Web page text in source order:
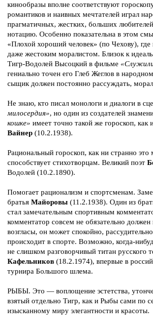
кинообразы вполне соответствуют
романтиков и наивных мечтателей играл
прагматичных, жестких, больших
нотацию. Особенно показательна в этом
«Плохой хороший человек» (по Чехову), где
даже жестоким моралистом. Близок к
Тигр-Водолей Высоцкий в фильме
гениально точен его Глеб Жеглов в
сыщик должен постоянно рассуждать,
Не знаю, кто писал монологи и диалоги в
милосердия», но один из создателей
кошке» имеет точно такой же гороскоп,
Вайнер (10.2.1938).
Рациональный гороскоп, как ни странно это
способствует стихотворцам. Великий поэт
Водолей (10.2.1890).
Помогает рационализм и спортсменам.
братья Майоровы (11.2.1938). Один из
стал замечательным спортивным
комментатор совсем не обязательно
возгласы, он может спокойно,
происходит в спорте. Возможно, когда-
не слишком разговорчивый титан русского
Кафельников (18.2.1974), впервые в
турнира Большого шлема.
РЫБЫ. Это — воплощение эстетства,
взятый отдельно Тигр, как и Рыбы сами по
изысканному миру элегантности и красоты.